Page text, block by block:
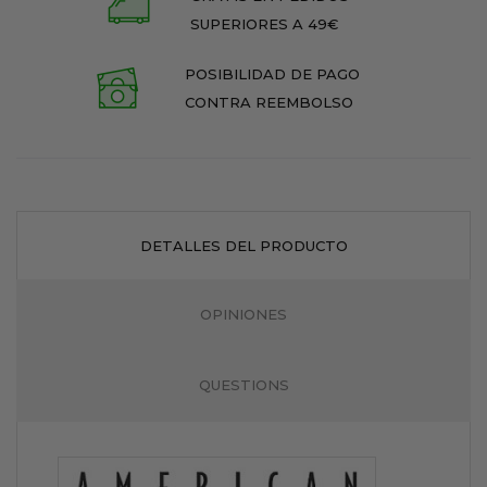
SUPERIORES A 49€
POSIBILIDAD DE PAGO
CONTRA REEMBOLSO
DETALLES DEL PRODUCTO
OPINIONES
QUESTIONS